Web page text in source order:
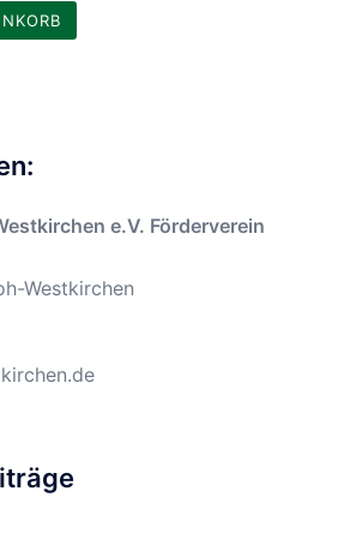
e.V. Förderverein
Westkirchen